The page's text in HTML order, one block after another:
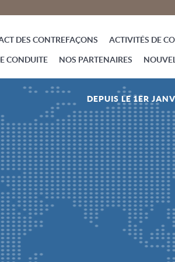
DES CONTREFAÇONS ACTIVITÉS DE
CONDUITE NOS PARTENAIRES
DEPUIS LE 1ER